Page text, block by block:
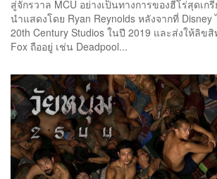
สู่จักรวาล MCU อย่างเป็นทางการของฮีโร่สุดเก
นำแสดงโดย Ryan Reynolds หลังจากที่ Disney
20th Century Studios ในปี 2019 และส่งให้ลิข
Fox ถืออยู่ เช่น Deadpool...